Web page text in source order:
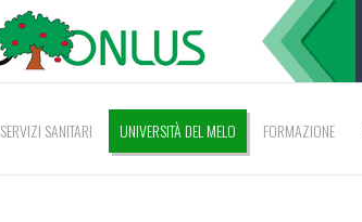
SERVIZI SANITARI UNIVERSITÀ DEL MELO FORMAZIONE